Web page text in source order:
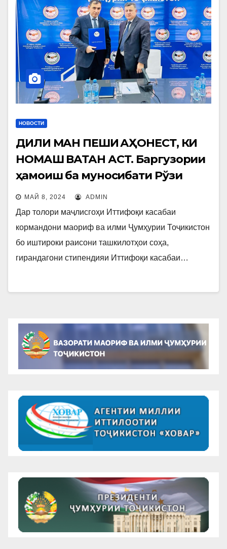
НОВОСТИ
ДИЛИ МАН ПЕШИ ҶАҲОНЕСТ, КИ
НОМАШ ВАТАН АСТ. Баргузории
ҳамоиш ба муносибати Рўзи
Ғалаба дар Ҷанги Бузурги Ватанӣ
— 9 май
МАЙ 8, 2024 ADMIN
Дар толори маҷлисгоҳи Иттифоқи касабаи
кормандони маориф ва илми Ҷумҳурии Тоҷикистон
бо иштироки раисони ташкилотҳои соҳа,
гирандагони стипендияи Иттифоқи касабаи…